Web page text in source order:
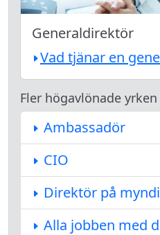
Generaldirektör
Vad tjänar en
Fler högavlönade yrken
Ambassadör
CIO
Direktör på
Alla jobben med